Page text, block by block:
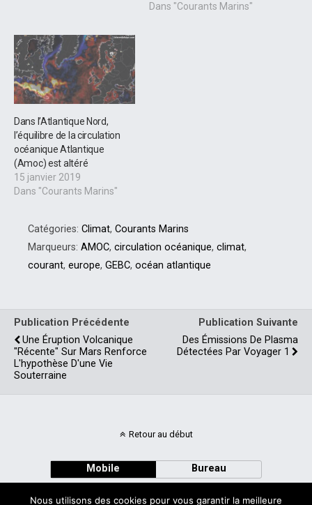
Dans "Courants Marins"
Dans l’Atlantique Nord,
l’équilibre de la circulation
océanique Atlantique
(Amoc) est altéré
15 janvier 2019
Dans "Courants Marins"
Catégories: Climat, Courants Marins
Marqueurs: AMOC, circulation océanique, climat,
courant, europe, GEBC, océan atlantique
Publication Précédente
Une Éruption Volcanique
"récente" Sur Mars Renforce
L'hypothèse D'une Vie
Souterraine
Publication Suivante
Des Émissions De Plasma
Détectées Par Voyager 1
Retour au début
Mobile Bureau
Nous utilisons des cookies pour vous garantir la meilleure